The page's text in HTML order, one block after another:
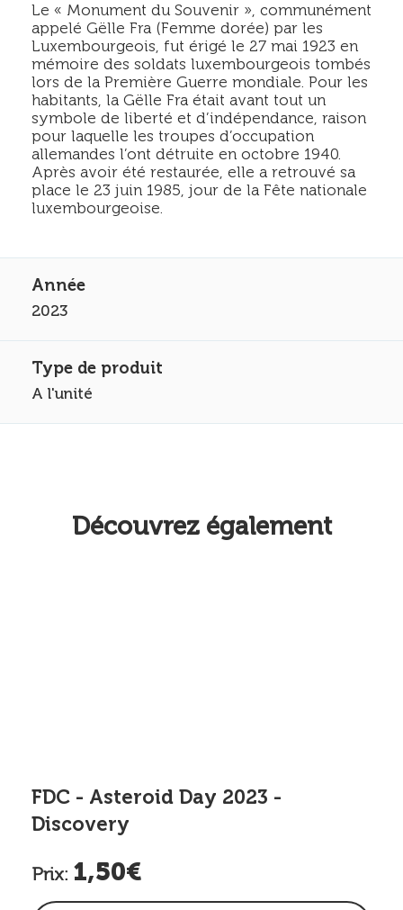
Le « Monument du Souvenir », communément
appelé Gëlle Fra (Femme dorée) par les
Luxembourgeois, fut érigé le 27 mai 1923 en
mémoire des soldats luxembourgeois tombés
lors de la Première Guerre mondiale. Pour les
habitants, la Gëlle Fra était avant tout un
symbole de liberté et d’indépendance, raison
pour laquelle les troupes d’occupation
allemandes l’ont détruite en octobre 1940.
Après avoir été restaurée, elle a retrouvé sa
place le 23 juin 1985, jour de la Fête nationale
luxembourgeoise.
2023
A l'unité
Découvrez également
FDC - Asteroid Day 2023 -
Discovery
Prix: 1,50€